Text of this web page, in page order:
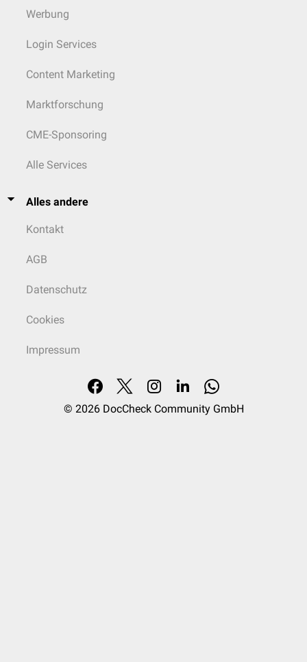
Werbung
Login Services
Content Marketing
Marktforschung
CME-Sponsoring
Alle Services
Alles andere
Kontakt
AGB
Datenschutz
Cookies
Impressum
© 2026 DocCheck Community GmbH